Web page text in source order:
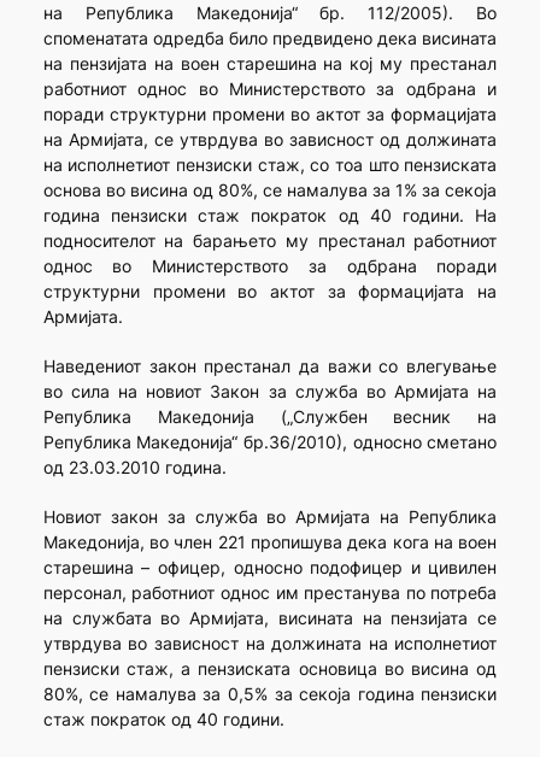
на Република Македонија“ бр. 112/2005). Во
споменатата одредба било предвидено дека висината
на пензијата на воен старешина на кој му престанал
работниот однос во Министерството за одбрана и
поради структурни промени во актот за формацијата
на Армијата, се утврдува во зависност од должината
на исполнетиот пензиски стаж, со тоа што пензиската
основа во висина од 80%, се намалува за 1% за секоја
година пензиски стаж пократок од 40 години. На
подносителот на барањето му престанал работниот
однос во Министерството за одбрана поради
структурни промени во актот за формацијата на
Армијата.
Наведениот закон престанал да важи со влегување
во сила на новиот Закон за служба во Армијата на
Република Македонија („Службен весник на
Република Македонија“ бр.36/2010), односно сметано
од 23.03.2010 година.
Новиот закон за служба во Армијата на Република
Македонија, во член 221 пропишува дека кога на воен
старешина – офицер, односно подофицер и цивилен
персонал, работниот однос им престанува по потреба
на службата во Армијата, висината на пензијата се
утврдува во зависност на должината на исполнетиот
пензиски стаж, а пензиската основица во висина од
80%, се намалува за 0,5% за секоја година пензиски
стаж пократок од 40 години.